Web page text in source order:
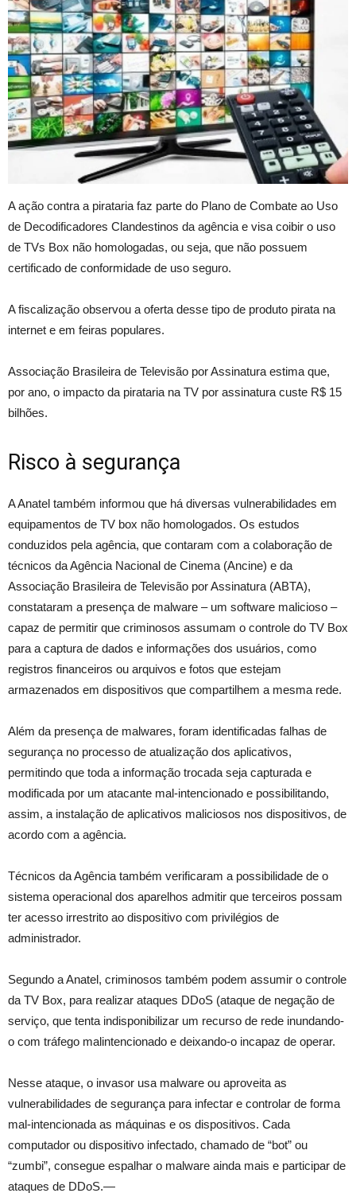
A ação contra a pirataria faz parte do Plano de Combate ao Uso
de Decodificadores Clandestinos da agência e visa coibir o uso
de TVs Box não homologadas, ou seja, que não possuem
certificado de conformidade de uso seguro.
A fiscalização observou a oferta desse tipo de produto pirata na
internet e em feiras populares.
Associação Brasileira de Televisão por Assinatura estima que,
por ano, o impacto da pirataria na TV por assinatura custe R$ 15
bilhões.
Risco à segurança
A Anatel também informou que há diversas vulnerabilidades em
equipamentos de TV box não homologados. Os estudos
conduzidos pela agência, que contaram com a colaboração de
técnicos da Agência Nacional de Cinema (Ancine) e da
Associação Brasileira de Televisão por Assinatura (ABTA),
constataram a presença de malware – um software malicioso –
capaz de permitir que criminosos assumam o controle do TV Box
para a captura de dados e informações dos usuários, como
registros financeiros ou arquivos e fotos que estejam
armazenados em dispositivos que compartilhem a mesma rede.
Além da presença de malwares, foram identificadas falhas de
segurança no processo de atualização dos aplicativos,
permitindo que toda a informação trocada seja capturada e
modificada por um atacante mal-intencionado e possibilitando,
assim, a instalação de aplicativos maliciosos nos dispositivos, de
acordo com a agência.
Técnicos da Agência também verificaram a possibilidade de o
sistema operacional dos aparelhos admitir que terceiros possam
ter acesso irrestrito ao dispositivo com privilégios de
administrador.
Segundo a Anatel, criminosos também podem assumir o controle
da TV Box, para realizar ataques DDoS (ataque de negação de
serviço, que tenta indisponibilizar um recurso de rede inundando-
o com tráfego malintencionado e deixando-o incapaz de operar.
Nesse ataque, o invasor usa malware ou aproveita as
vulnerabilidades de segurança para infectar e controlar de forma
mal-intencionada as máquinas e os dispositivos. Cada
computador ou dispositivo infectado, chamado de “bot” ou
“zumbi”, consegue espalhar o malware ainda mais e participar de
ataques de DDoS.—